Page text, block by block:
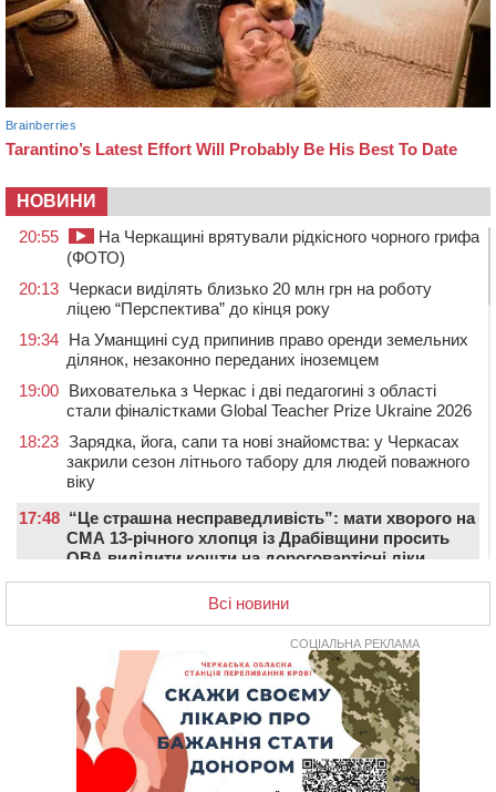
НОВИНИ
20:55
На Черкащині врятували рідкісного чорного грифа
(ФОТО)
20:13 Черкаси виділять близько 20 млн грн на роботу
ліцею “Перспектива” до кінця року
19:34 На Уманщині суд припинив право оренди земельних
ділянок, незаконно переданих іноземцем
19:00 Вихователька з Черкас і дві педагогині з області
стали фіналістками Global Teacher Prize Ukraine 2026
18:23 Зарядка, йога, сапи та нові знайомства: у Черкасах
закрили сезон літнього табору для людей поважного
віку
17:48 “Це страшна несправедливість”: мати хворого на
СМА 13-річного хлопця із Драбівщини просить
ОВА виділити кошти на дороговартісні ліки
На Уманщині судитимуть колишню очільницю відділу
освіти через закупівлю електрики за завищеною
У Черкасах провели в останню путь двох
загиблих воїнів
До 1 вересня у Черкасах оновлюють дорожню
розмітку біля навчальних закладів (ФОТОФАКТ)
На честь загиблого захисника і чемпіона світу в
Всі новини
СОЦІАЛЬНА РЕКЛАМА